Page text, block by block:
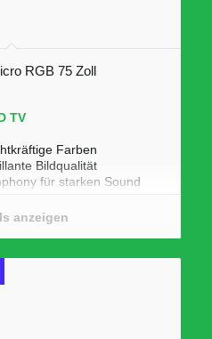
RGB 75 Zoll
TV
Farben
Bildqualität
für starken Sound
Design
anzeigen